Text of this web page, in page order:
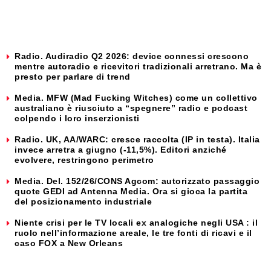
Radio. Audiradio Q2 2026: device connessi crescono
mentre autoradio e ricevitori tradizionali arretrano. Ma è
presto per parlare di trend
Media. MFW (Mad Fucking Witches) come un collettivo
australiano è riusciuto a “spegnere” radio e podcast
colpendo i loro inserzionisti
Radio. UK, AA/WARC: cresce raccolta (IP in testa). Italia
invece arretra a giugno (-11,5%). Editori anziché
evolvere, restringono perimetro
Media. Del. 152/26/CONS Agcom: autorizzato passaggio
quote GEDI ad Antenna Media. Ora si gioca la partita
del posizionamento industriale
Niente crisi per le TV locali ex analogiche negli USA : il
ruolo nell’informazione areale, le tre fonti di ricavi e il
caso FOX a New Orleans